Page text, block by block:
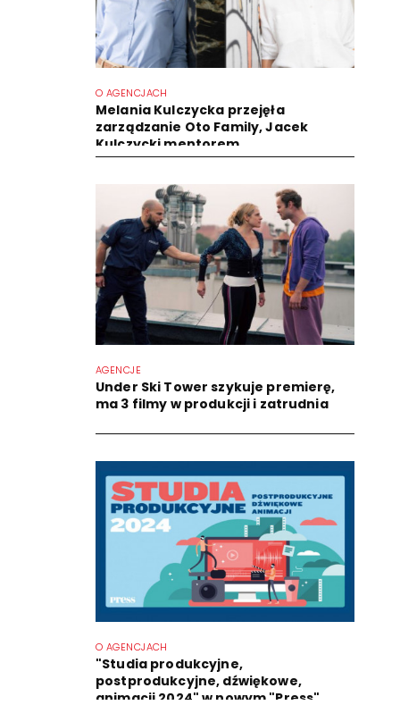
O AGENCJACH
Melania Kulczycka przejęła
zarządzanie Oto Family, Jacek
Kulczycki mentorem
AGENCJE
Under Ski Tower szykuje premierę,
ma 3 filmy w produkcji i zatrudnia
O AGENCJACH
"Studia produkcyjne,
postprodukcyjne, dźwiękowe,
animacji 2024" w nowym "Press"